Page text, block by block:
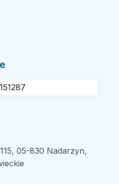
05-830 Nadarzyn,